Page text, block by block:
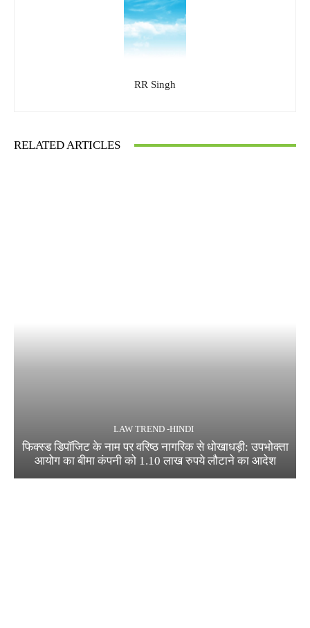
RR Singh
RELATED ARTICLES
LAW TREND -HINDI
फिक्स्ड डिपॉजिट के नाम पर वरिष्ठ नागरिक से धोखाधड़ी: उपभोक्ता
आयोग का बीमा कंपनी को 1.10 लाख रुपये लौटाने का आदेश